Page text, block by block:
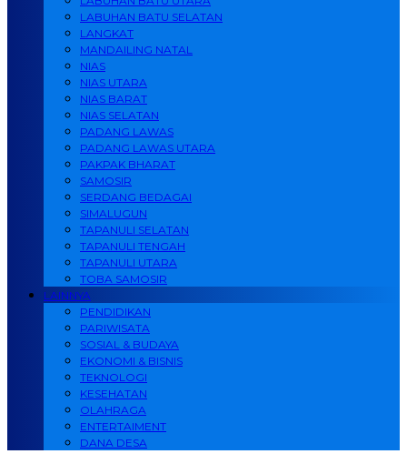
LABUHAN BATU SELATAN
LANGKAT
MANDAILING NATAL
NIAS
NIAS UTARA
NIAS BARAT
NIAS SELATAN
PADANG LAWAS
PADANG LAWAS UTARA
PAKPAK BHARAT
SAMOSIR
SERDANG BEDAGAI
SIMALUGUN
TAPANULI SELATAN
TAPANULI TENGAH
TAPANULI UTARA
TOBA SAMOSIR
LAINNYA
PENDIDIKAN
PARIWISATA
SOSIAL & BUDAYA
EKONOMI & BISNIS
TEKNOLOGI
KESEHATAN
OLAHRAGA
ENTERTAIMENT
DANA DESA